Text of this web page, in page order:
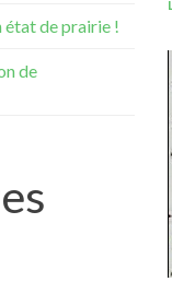
état de prairie !
de